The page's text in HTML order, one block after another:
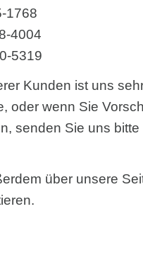
1768
4004
5319
Kunden ist uns
oder wenn Sie
senden Sie uns
über unsere